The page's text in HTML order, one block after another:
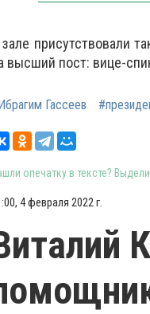
присутствовали
высший пост: вице-
Гассеев
опечатку в тексте?
4 февраля 2022 г.